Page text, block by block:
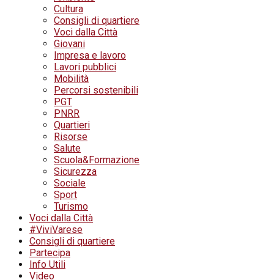
Cultura
Consigli di quartiere
Voci dalla Città
Giovani
Impresa e lavoro
Lavori pubblici
Mobilità
Percorsi sostenibili
PGT
PNRR
Quartieri
Risorse
Salute
Scuola&Formazione
Sicurezza
Sociale
Sport
Turismo
Voci dalla Città
#ViviVarese
Consigli di quartiere
Partecipa
Info Utili
Video